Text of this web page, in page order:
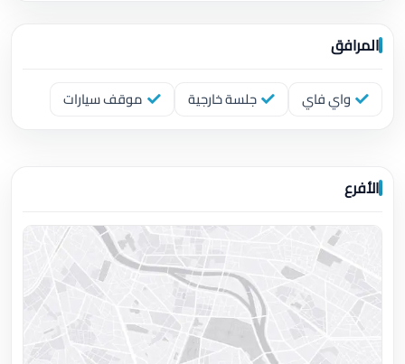
المرافق
واي فاي جلسة خارجية موقف سيارات
الأفرع